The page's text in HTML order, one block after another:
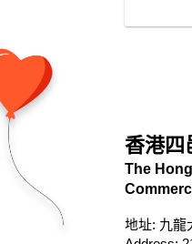
香港四
The
地址: 九龍